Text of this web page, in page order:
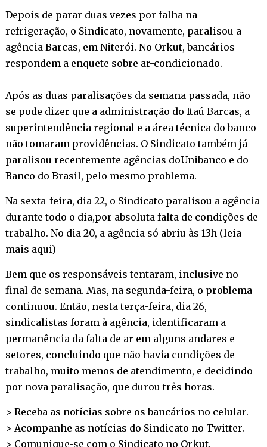
Depois de parar duas vezes por falha na
refrigeração, o Sindicato, novamente, paralisou a
agência Barcas, em Niterói. No Orkut, bancários
respondem a enquete sobre ar-condicionado.
Após as duas paralisações da semana passada, não
se pode dizer que a administração do Itaú Barcas, a
superintendência regional e a área técnica do banco
não tomaram providências. O Sindicato também já
paralisou recentemente agências doUnibanco e do
Banco do Brasil, pelo mesmo problema.
Na sexta-feira, dia 22, o Sindicato paralisou a agência
durante todo o dia,por absoluta falta de condições de
trabalho. No dia 20, a agência só abriu às 13h (leia
mais aqui)
Bem que os responsáveis tentaram, inclusive no
final de semana. Mas, na segunda-feira, o problema
continuou. Então, nesta terça-feira, dia 26,
sindicalistas foram à agência, identificaram a
permanência da falta de ar em alguns andares e
setores, concluindo que não havia condições de
trabalho, muito menos de atendimento, e decidindo
por nova paralisação, que durou três horas.
> Receba as notícias sobre os bancários no celular.
> Acompanhe as notícias do Sindicato no Twitter.
> Comunique-se com o Sindicato no Orkut.